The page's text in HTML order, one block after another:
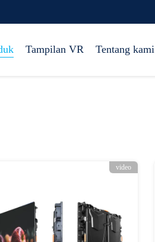
Tampilan VR Tentang kami
video